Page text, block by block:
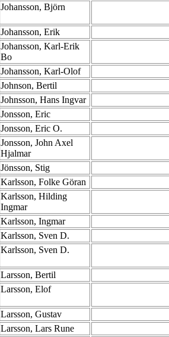
Johansson, Björn
Johansson, Erik
Johansson, Karl-Erik
Bo
Johansson, Karl-Olof
Johnson, Bertil
Johnsson, Hans Ingvar
Jonsson, Eric
Jonsson, Eric O.
Jonsson, John Axel
Hjalmar
Jönsson, Stig
Karlsson, Folke Göran
Karlsson, Hilding
Ingmar
Karlsson, Ingmar
Karlsson, Sven D.
Karlsson, Sven D.
Larsson, Bertil
Larsson, Elof
Larsson, Gustav
Larsson, Lars Rune